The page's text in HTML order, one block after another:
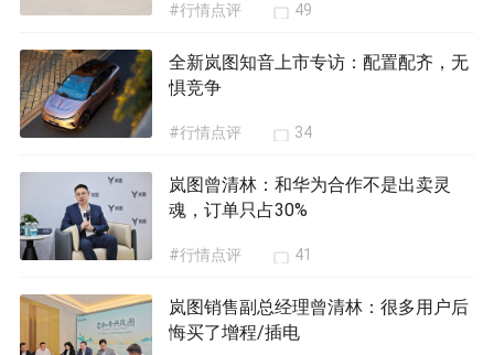
#行情点评 49
全新岚图知音上市专访：配置配齐，无
惧竞争
#行情点评 34
岚图曾清林：和华为合作不是出卖灵
魂，订单只占30%
#行情点评 41
岚图销售副总经理曾清林：很多用户后
悔买了增程/插电